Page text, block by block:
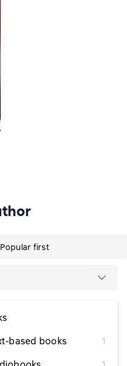
пехотинец на Восточном
на основе 4 оценок
Popular first
based books
1
Немецкий
фронте.
Listen